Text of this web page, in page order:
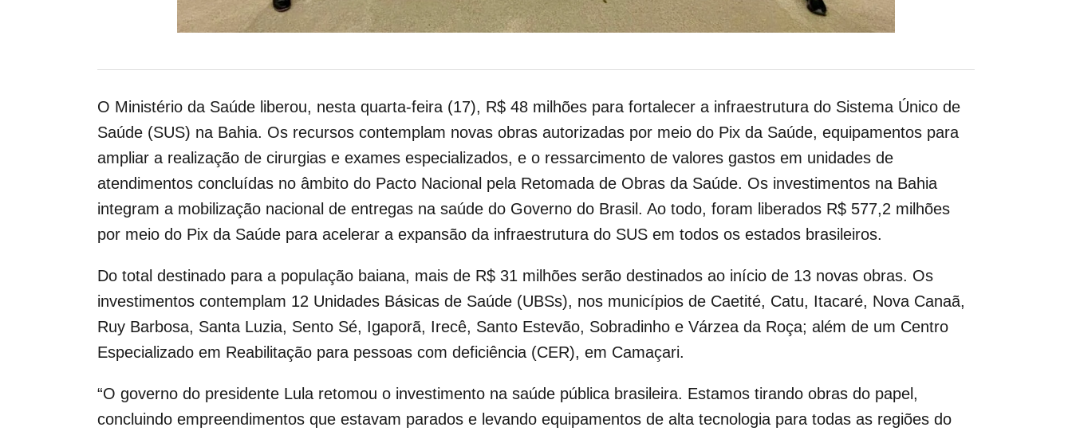
O Ministério da Saúde liberou, nesta quarta-feira (17), R$ 48 milhões para fortalecer a infraestrutura do Sistema Único de
Saúde (SUS) na Bahia. Os recursos contemplam novas obras autorizadas por meio do Pix da Saúde, equipamentos para
ampliar a realização de cirurgias e exames especializados, e o ressarcimento de valores gastos em unidades de
atendimentos concluídas no âmbito do Pacto Nacional pela Retomada de Obras da Saúde. Os investimentos na Bahia
integram a mobilização nacional de entregas na saúde do Governo do Brasil. Ao todo, foram liberados R$ 577,2 milhões
por meio do Pix da Saúde para acelerar a expansão da infraestrutura do SUS em todos os estados brasileiros.
Do total destinado para a população baiana, mais de R$ 31 milhões serão destinados ao início de 13 novas obras. Os
investimentos contemplam 12 Unidades Básicas de Saúde (UBSs), nos municípios de Caetité, Catu, Itacaré, Nova Canaã,
Ruy Barbosa, Santa Luzia, Sento Sé, Igaporã, Irecê, Santo Estevão, Sobradinho e Várzea da Roça; além de um Centro
Especializado em Reabilitação para pessoas com deficiência (CER), em Camaçari.
“O governo do presidente Lula retomou o investimento na saúde pública brasileira. Estamos tirando obras do papel,
concluindo empreendimentos que estavam parados e levando equipamentos de alta tecnologia para todas as regiões do